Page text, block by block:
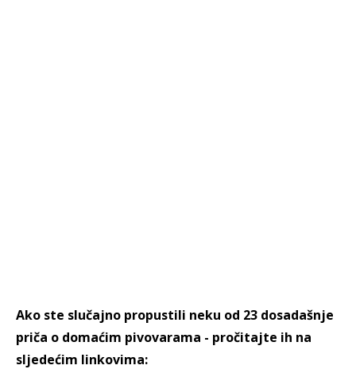
Ako ste slučajno propustili neku od 23 dosadašnje
priča o domaćim pivovarama - pročitajte ih na
sljedećim linkovima: